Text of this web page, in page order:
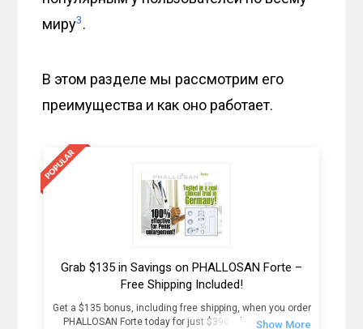
миру3.
В этом разделе мы рассмотрим его
преимущества и как оно работает.
Grab $135 in Savings on PHALLOSAN Forte –
Free Shipping Included!
Get a $135 bonus, including free shipping, when you order
PHALLOSAN Forte today for just $390. Plus, receive 4